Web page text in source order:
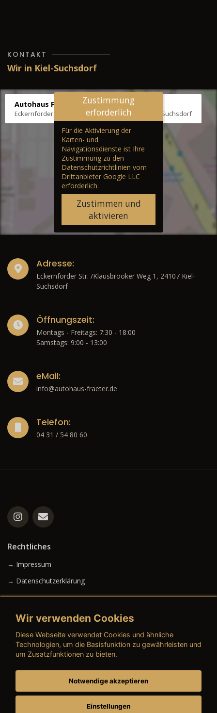
KONTAKT
Wir in Kiel-Suchsdorf
Autohaus Fräter
Eckernförder Str. /Klausbrooker Weg 1, 24107 Kiel-Suchsdorf
Zustimmung
erforderlich
Für die Aktivierung der
Karten- und
Navigationsdienste ist Ihre
Zustimmung zu den
Datenschutzrichtlinien vom
Drittanbieter Google LLC
erforderlich.
Zustimmen und
aktivieren
Adresse:
Eckernförder Str. /Klausbrooker Weg 1, 24107 Kiel-
Suchsdorf
Öffnungszeit:
Montags - Freitags: 7:30 - 18:00
Samstags: 9:00 - 13:00
eMail:
info@autohaus-fraeter.de
Telefon:
04 31 / 54 80 60
Rechtliches
→ Impressum
→ Datenschutzerklärung
→ AGB (Gebrauchtwagen)
→ AGB (Dienstleistungen)
Wir verwenden Cookies
Diese Webseite verwendet Cookies und ähnliche
Technologien, um die Basisfunktion zu gewährleisten und
um Zusatzfunktionen zu bieten.
Notwendige akzeptieren
Einstellungen